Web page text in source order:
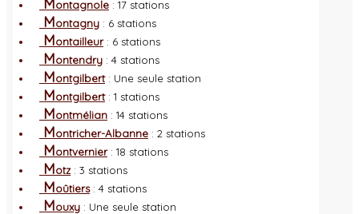
ontagnole : 17 stations
Montagny : 6 stations
Montailleur: 6 stations
Montendry : 4 stations
Montgilbert: Une seule station
Montgilbert: 1 stations
Montmélian : 14 stations
Montricher-Albanne : 2 stations
Montvernier: 18 stations
Motz: 3 stations
Moûtiers: 4 stations
Mouxy : Une seule station